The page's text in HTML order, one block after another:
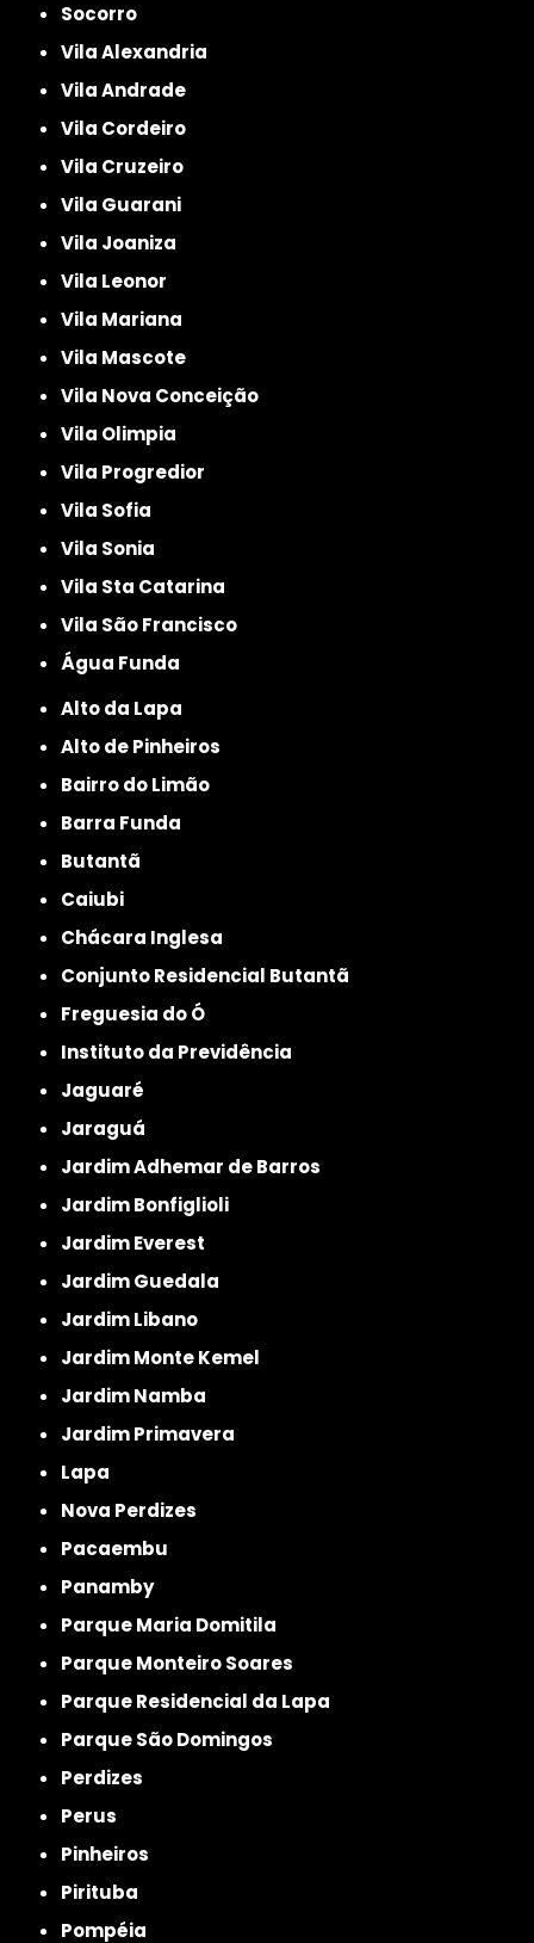
Socorro
Vila Alexandria
Vila Andrade
Vila Cordeiro
Vila Cruzeiro
Vila Guarani
Vila Joaniza
Vila Leonor
Vila Mariana
Vila Mascote
Vila Nova Conceição
Vila Olimpia
Vila Progredior
Vila Sofia
Vila Sonia
Vila Sta Catarina
Vila São Francisco
Água Funda
Alto da Lapa
Alto de Pinheiros
Bairro do Limão
Barra Funda
Butantã
Caiubi
Chácara Inglesa
Conjunto Residencial Butantã
Freguesia do Ó
Instituto da Previdência
Jaguaré
Jaraguá
Jardim Adhemar de Barros
Jardim Bonfiglioli
Jardim Everest
Jardim Guedala
Jardim Libano
Jardim Monte Kemel
Jardim Namba
Jardim Primavera
Lapa
Nova Perdizes
Pacaembu
Panamby
Parque Maria Domitila
Parque Monteiro Soares
Parque Residencial da Lapa
Parque São Domingos
Perdizes
Perus
Pinheiros
Pirituba
Pompéia